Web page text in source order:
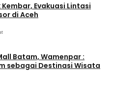
Kembar, Evakuasi Lintasi
di Aceh
Batam, Wamenpar :
sebagai Destinasi Wisata